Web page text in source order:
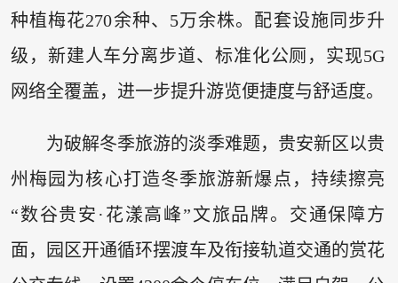
种植梅花270余种、5万余株。配套设施同步升
级，新建人车分离步道、标准化公厕，实现5G
网络全覆盖，进一步提升游览便捷度与舒适度。
为破解冬季旅游的淡季难题，贵安新区以贵
州梅园为核心打造冬季旅游新爆点，持续擦亮
“数谷贵安·花漾高峰”文旅品牌。交通保障方
面，园区开通循环摆渡车及衔接轨道交通的赏花